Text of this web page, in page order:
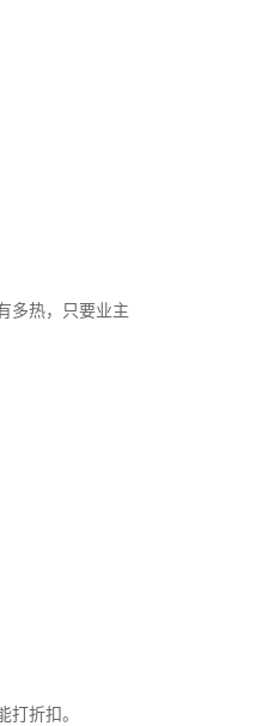
多热，只要业主
折扣。